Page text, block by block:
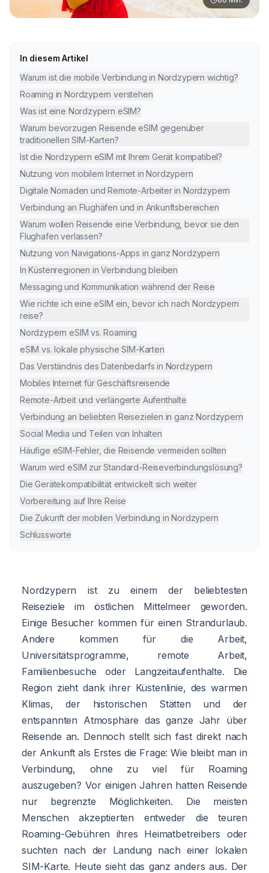
In diesem Artikel
Warum ist die mobile Verbindung in Nordzypern wichtig?
Roaming in Nordzypern verstehen
Was ist eine Nordzypern eSIM?
Warum bevorzugen Reisende eSIM gegenüber
traditionellen SIM-Karten?
Ist die Nordzypern eSIM mit Ihrem Gerät kompatibel?
Nutzung von mobilem Internet in Nordzypern
Digitale Nomaden und Remote-Arbeiter in Nordzypern
Verbindung an Flughäfen und in Ankunftsbereichen
Warum wollen Reisende eine Verbindung, bevor sie den
Flughafen verlassen?
Nutzung von Navigations-Apps in ganz Nordzypern
In Küstenregionen in Verbindung bleiben
Messaging und Kommunikation während der Reise
Wie richte ich eine eSIM ein, bevor ich nach Nordzypern
reise?
Nordzypern eSIM vs. Roaming
eSIM vs. lokale physische SIM-Karten
Das Verständnis des Datenbedarfs in Nordzypern
Mobiles Internet für Geschäftsreisende
Remote-Arbeit und verlängerte Aufenthalte
Verbindung an beliebten Reisezielen in ganz Nordzypern
Social Media und Teilen von Inhalten
Häufige eSIM-Fehler, die Reisende vermeiden sollten
Warum wird eSIM zur Standard-Reiseverbindungslösung?
Die Gerätekompatibilität entwickelt sich weiter
Vorbereitung auf Ihre Reise
Die Zukunft der mobilen Verbindung in Nordzypern
Schlussworte
Nordzypern ist zu einem der beliebtesten
Reiseziele im östlichen Mittelmeer geworden.
Einige Besucher kommen für einen Strandurlaub.
Andere kommen für die Arbeit,
Universitätsprogramme, remote Arbeit,
Familienbesuche oder Langzeitaufenthalte. Die
Region zieht dank ihrer Küstenlinie, des warmen
Klimas, der historischen Stätten und der
entspannten Atmosphäre das ganze Jahr über
Reisende an. Dennoch stellt sich fast direkt nach
der Ankunft als Erstes die Frage: Wie bleibt man in
Verbindung, ohne zu viel für Roaming
auszugeben? Vor einigen Jahren hatten Reisende
nur begrenzte Möglichkeiten. Die meisten
Menschen akzeptierten entweder die teuren
Roaming-Gebühren ihres Heimatbetreibers oder
suchten nach der Landung nach einer lokalen
SIM-Karte. Heute sieht das ganz anders aus. Der